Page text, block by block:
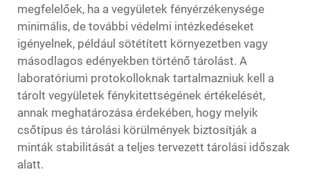
megfelelőek, ha a vegyületek fényérzékenysége
minimális, de további védelmi intézkedéseket
igényelnek, például sötétített környezetben vagy
másodlagos edényekben történő tárolást. A
laboratóriumi protokolloknak tartalmazniuk kell a
tárolt vegyületek fénykitettségének értékelését,
annak meghatározása érdekében, hogy melyik
csőtípus és tárolási körülmények biztosítják a
minták stabilitását a teljes tervezett tárolási időszak
alatt.